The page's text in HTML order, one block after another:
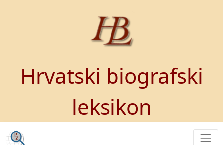
Hrvatski biografski
leksikon